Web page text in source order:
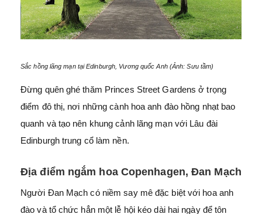
Sắc hồng lãng mạn tại Edinburgh, Vương quốc Anh (Ảnh: Sưu tầm)
Đừng quên ghé thăm Princes Street Gardens ở trọng
điểm đô thị, nơi những cành hoa anh đào hồng nhạt bao
quanh và tạo nên khung cảnh lãng mạn với Lâu đài
Edinburgh trung cổ làm nền.
Địa điểm ngắm hoa Copenhagen, Đan Mạch
Người Đan Mạch có niềm say mê đặc biệt với hoa anh
đào và tổ chức hẳn một lễ hội kéo dài hai ngày để tôn